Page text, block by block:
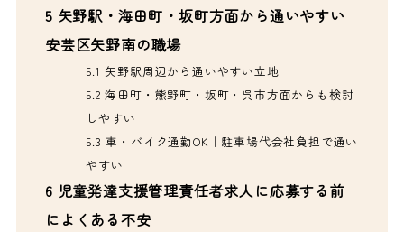
5 矢野駅・海田町・坂町方面から通いやすい
安芸区矢野南の職場
5.1 矢野駅周辺から通いやすい立地
5.2 海田町・熊野町・坂町・呉市方面からも検討
しやすい
5.3 車・バイク通勤OK｜駐車場代会社負担で通い
やすい
6 児童発達支援管理責任者求人に応募する前
によくある不安